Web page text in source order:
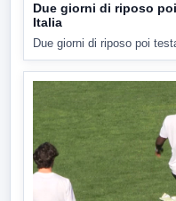
Due giorni di riposo
Italia
Due giorni di riposo poi